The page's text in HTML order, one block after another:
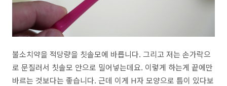
불소치약을 적당량을 칫솔모에 바릅니다. 그리고 저는 손가락으
로 문질러서 칫솔모 안으로 밀어넣는데요. 이렇게 하는게 끝에만
바르는 것보다는 좋습니다. 근데 이게 H자 모양으로 틈이 있다보